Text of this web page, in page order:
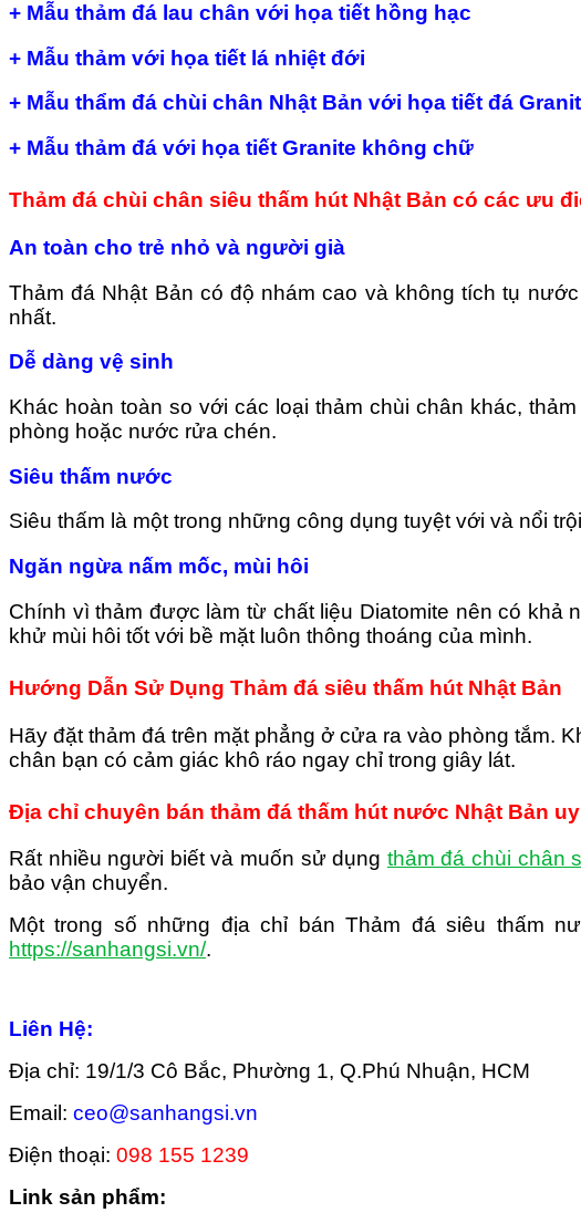
+ Mẫu thảm đá lau chân với họa tiết hồng hạc
+ Mẫu thảm với họa tiết lá nhiệt đới
+ Mẫu thẩm đá chùi chân Nhật Bản với họa tiết đá
+ Mẫu thảm đá với họa tiết Granite không chữ
Thảm đá chùi chân siêu thấm hút Nhật Bản có các ưu
An toàn cho trẻ nhỏ và người già
Thảm đá Nhật Bản có độ nhám cao và không tích tụ
nhất.
Dễ dàng vệ sinh
Khác hoàn toàn so với các loại thảm chùi chân khác,
phòng hoặc nước rửa chén.
Siêu thấm nước
Siêu thấm là một trong những công dụng tuyệt với và nổi
Ngăn ngừa nấm mốc, mùi hôi
Chính vì thảm được làm từ chất liệu Diatomite nên có khả
khử mùi hôi tốt với bề mặt luôn thông thoáng của mình.
Hướng Dẫn Sử Dụng Thảm đá siêu thấm hút Nhật Bản
Hãy đặt thảm đá trên mặt phẳng ở cửa ra vào phòng tắm.
chân bạn có cảm giác khô ráo ngay chỉ trong giây lát.
Địa chỉ chuyên bán thảm đá thấm hút nước Nhật Bản
Rất nhiều người biết và muốn sử dụng thảm đá chùi chân
bảo vận chuyển.
Một trong số những địa chỉ bán Thảm đá siêu thấm
https://sanhangsi.vn/.
Liên Hệ:
Địa chỉ: 19/1/3 Cô Bắc, Phường 1, Q.Phú Nhuận, HCM
Email: ceo@sanhangsi.vn
Điện thoại: 098 155 1239
Link sản phẩm: